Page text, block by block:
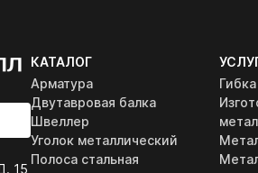
15
КАТАЛОГ
Арматура
Двутавровая балка
Швеллер
Уголок металлический
Полоса стальная